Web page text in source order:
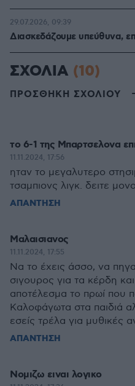
Διασκεδάζουμε υπεύθυνα,
29.07.2026, 09:39
ΣΧΟΛΙΑ (10)
ΠΡΟΣΘΗΚΗ ΣΧΟΛΙΟΥ
το 6-1 της Μπαρτσελονα
11.11.2024, 17:56
ηταν το μεγαλυτερο
τσαμπιονς λιγκ. δειτε
ΑΠΑΝΤΗΣΗ
Μαλαισιανος
11.11.2024, 17:55
Να το έχεις άσσο, να
σιγουρος για τα κέρδη
αποτέλεσμα το πρωί που
Καλοφάγωτα στα παιδιά
εσείς τρέλα για μυθικές
ΑΠΑΝΤΗΣΗ
Νομιζω ειναι λογικο